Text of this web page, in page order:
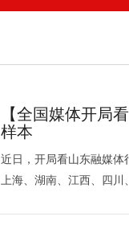
【全国媒体开局
样本
近日，开局看山东融媒体
上海、湖南、江西、四川